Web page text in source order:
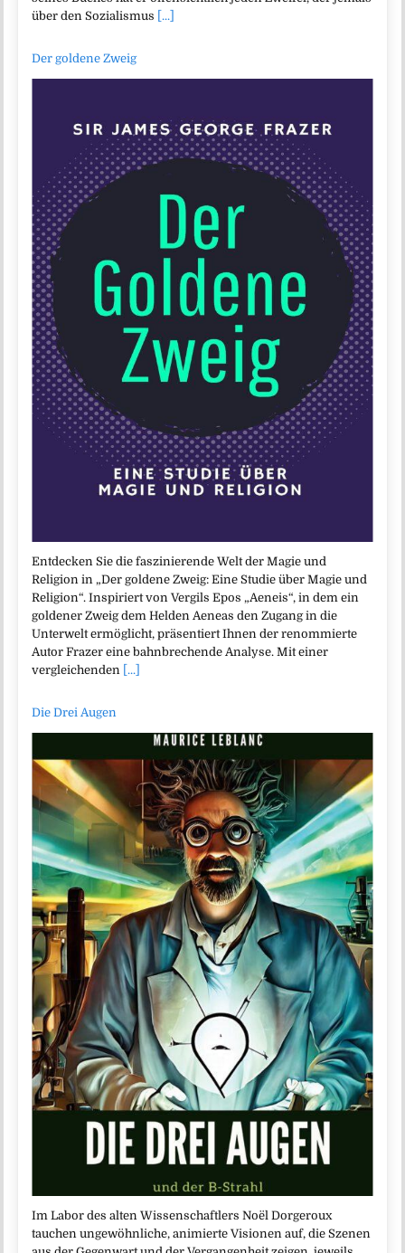
über den Sozialismus [...]
Der goldene Zweig
Entdecken Sie die faszinierende Welt der Magie und
Religion in „Der goldene Zweig: Eine Studie über Magie und
Religion“. Inspiriert von Vergils Epos „Aeneis“, in dem ein
goldener Zweig dem Helden Aeneas den Zugang in die
Unterwelt ermöglicht, präsentiert Ihnen der renommierte
Autor Frazer eine bahnbrechende Analyse. Mit einer
vergleichenden [...]
Die Drei Augen
Im Labor des alten Wissenschaftlers Noël Dorgeroux
tauchen ungewöhnliche, animierte Visionen auf, die Szenen